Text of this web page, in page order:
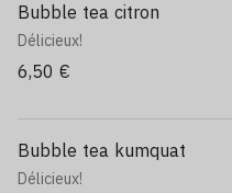
Bubble tea citron
Délicieux!
6,50 €
Bubble tea kumquat
Délicieux!